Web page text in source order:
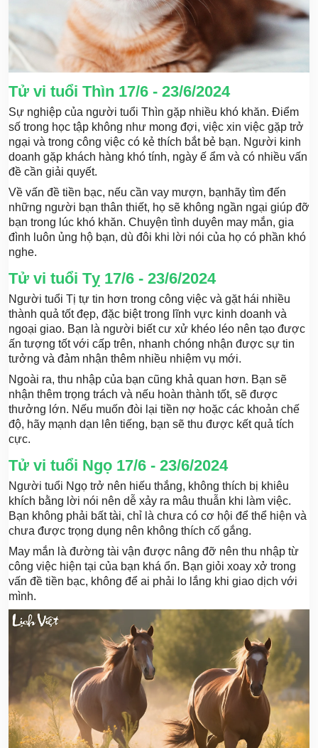
Tử vi tuổi Thìn 17/6 - 23/6/2024
Sự nghiệp của người tuổi Thìn gặp nhiều khó khăn. Điểm
số trong học tập không như mong đợi, việc xin việc gặp trở
ngại và trong công việc có kẻ thích bắt bẻ bạn. Người kinh
doanh gặp khách hàng khó tính, ngày ế ẩm và có nhiều vấn
đề cần giải quyết.
Về vấn đề tiền bạc, nếu cần vay mượn, bạnhãy tìm đến
những người bạn thân thiết, họ sẽ không ngần ngại giúp đỡ
bạn trong lúc khó khăn. Chuyện tình duyên may mắn, gia
đình luôn ủng hộ bạn, dù đôi khi lời nói của họ có phần khó
nghe.
Tử vi tuổi Tỵ 17/6 - 23/6/2024
Người tuổi Tị tự tin hơn trong công việc và gặt hái nhiều
thành quả tốt đẹp, đặc biệt trong lĩnh vực kinh doanh và
ngoại giao. Bạn là người biết cư xử khéo léo nên tạo được
ấn tượng tốt với cấp trên, nhanh chóng nhận được sự tin
tưởng và đảm nhận thêm nhiều nhiệm vụ mới.
Ngoài ra, thu nhập của bạn cũng khả quan hơn. Bạn sẽ
nhận thêm trọng trách và nếu hoàn thành tốt, sẽ được
thưởng lớn. Nếu muốn đòi lại tiền nợ hoặc các khoản chế
độ, hãy mạnh dạn lên tiếng, bạn sẽ thu được kết quả tích
cực.
Tử vi tuổi Ngọ 17/6 - 23/6/2024
Người tuổi Ngọ trở nên hiếu thắng, không thích bị khiêu
khích bằng lời nói nên dễ xảy ra mâu thuẫn khi làm việc.
Bạn không phải bất tài, chỉ là chưa có cơ hội để thể hiện và
chưa được trọng dụng nên không thích cố gắng.
May mắn là đường tài vận được nâng đỡ nên thu nhập từ
công việc hiện tại của bạn khá ổn. Bạn giỏi xoay xở trong
vấn đề tiền bạc, không để ai phải lo lắng khi giao dịch với
mình.